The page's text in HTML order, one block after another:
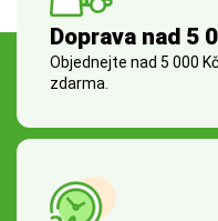
Doprava nad 5
Objednejte nad 5 000
zdarma.